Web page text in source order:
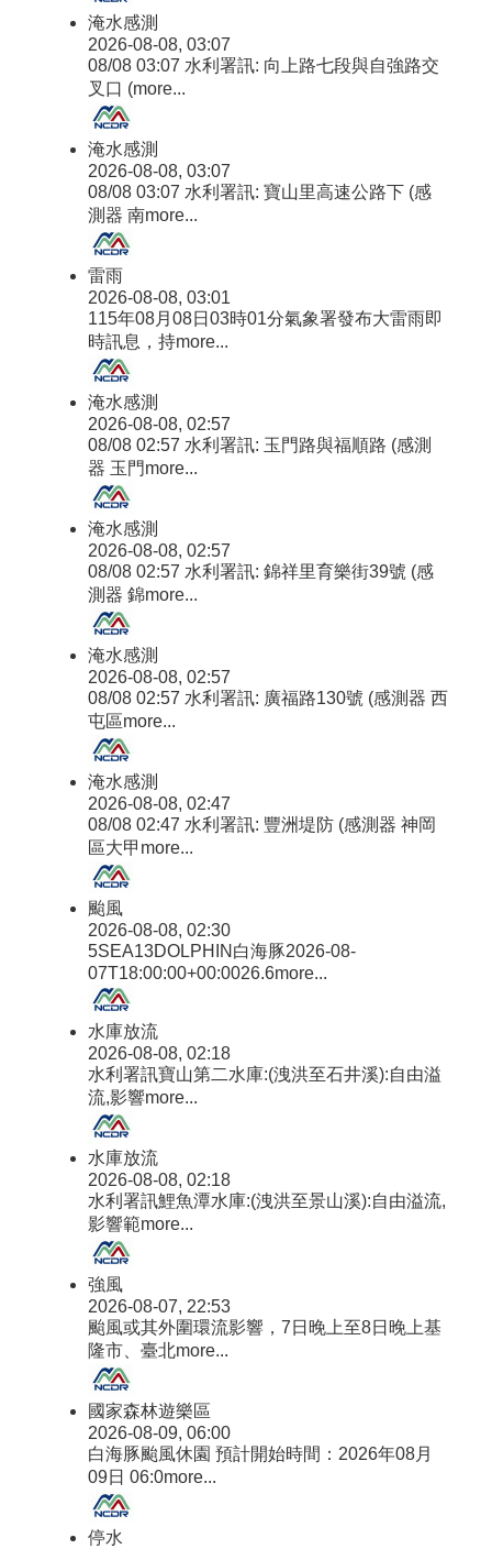
淹水感測
2026-08-08, 03:07
08/08 03:07 水利署訊: 向上路七段與自強路交
叉口 (more...
淹水感測
2026-08-08, 03:07
08/08 03:07 水利署訊: 寶山里高速公路下 (感
測器 南more...
雷雨
2026-08-08, 03:01
115年08月08日03時01分氣象署發布大雷雨即
時訊息，持more...
淹水感測
2026-08-08, 02:57
08/08 02:57 水利署訊: 玉門路與福順路 (感測
器 玉門more...
淹水感測
2026-08-08, 02:57
08/08 02:57 水利署訊: 錦祥里育樂街39號 (感
測器 錦more...
淹水感測
2026-08-08, 02:57
08/08 02:57 水利署訊: 廣福路130號 (感測器 西
屯區more...
淹水感測
2026-08-08, 02:47
08/08 02:47 水利署訊: 豐洲堤防 (感測器 神岡
區大甲 more...
颱風
2026-08-08, 02:30
5SEA13DOLPHIN白海豚2026-08-
07T18:00:00+00:0026.6more...
水庫放流
2026-08-08, 02:18
水利署訊寶山第二水庫:(洩洪至石井溪):自由溢
流,影響more...
水庫放流
2026-08-08, 02:18
水利署訊鯉魚潭水庫:(洩洪至景山溪):自由溢流,
影響範more...
強風
2026-08-07, 22:53
颱風或其外圍環流影響，7日晚上至8日晚上基
隆市、臺北more...
國家森林遊樂區
2026-08-09, 06:00
白海豚颱風休園 預計開始時間：2026年08月
09日 06:0more...
停水